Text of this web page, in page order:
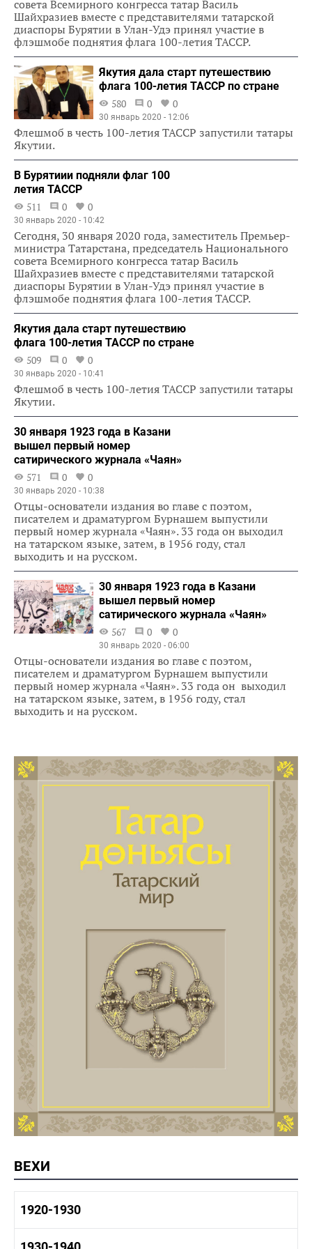
совета Всемирного конгресса татар Василь
Шайхразиев вместе с представителями татарской
диаспоры Бурятии в Улан-Удэ принял участие в
флэшмобе поднятия флага 100-летия ТАССР.
Якутия дала старт путешествию
флага 100-летия ТАССР по стране
580
0 0
30 январь 2020 - 12:06
Флешмоб в честь 100-летия ТАССР запустили татары
Якутии.
В Бурятиии подняли флаг 100
летия ТАССР
511
0 0
30 январь 2020 - 10:42
Сегодня, 30 января 2020 года, заместитель Премьер-
министра Татарстана, председатель Национального
совета Всемирного конгресса татар Василь
Шайхразиев вместе с представителями татарской
диаспоры Бурятии в Улан-Удэ принял участие в
флэшмобе поднятия флага 100-летия ТАССР.
Якутия дала старт путешествию
флага 100-летия ТАССР по стране
509
0 0
30 январь 2020 - 10:41
Флешмоб в честь 100-летия ТАССР запустили татары
Якутии.
30 января 1923 года в Казани
вышел первый номер
сатирического журнала «Чаян»
571
0 0
30 январь 2020 - 10:38
Отцы-основатели издания во главе с поэтом,
писателем и драматургом Бурнашем выпустили
первый номер журнала «Чаян». 33 года он выходил
на татарском языке, затем, в 1956 году, стал
выходить и на русском.
30 января 1923 года в Казани
вышел первый номер
сатирического журнала «Чаян»
567
0 0
30 январь 2020 - 06:00
Отцы-основатели издания во главе с поэтом,
писателем и драматургом Бурнашем выпустили
первый номер журнала «Чаян». 33 года он выходил
на татарском языке, затем, в 1956 году, стал
выходить и на русском.
ВЕХИ
1920-1930
1920-1930 история